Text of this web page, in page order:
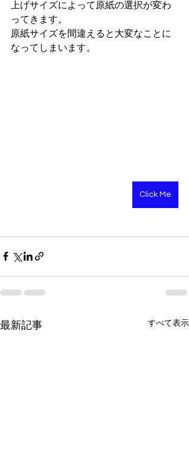
上げサイズによって原紙の選択が変わ
ってきます。
原紙サイズを間違えると大変なことに
なってしまいます。
Click Me
最新記事 すべて表示